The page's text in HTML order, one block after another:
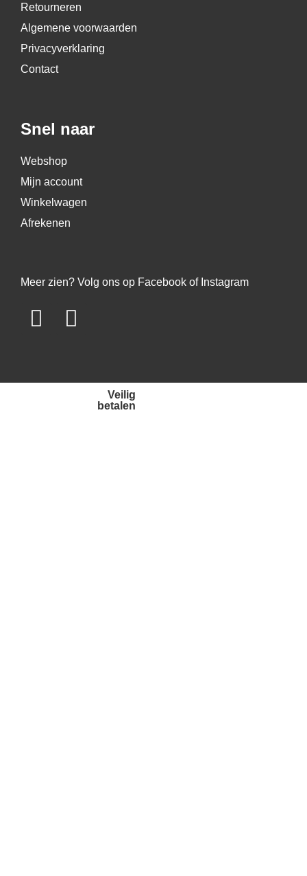
Retourneren
Algemene voorwaarden
Privacyverklaring
Contact
Snel naar
Webshop
Mijn account
Winkelwagen
Afrekenen
Meer zien? Volg ons op Facebook of Instagram
Veilig
betalen